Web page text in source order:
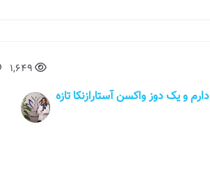
سلام . من تازه متوجه شدم hpv های ریسک 31 تا 68 دارم و یک دوز واکسن آستارازنکا تازه
1,649